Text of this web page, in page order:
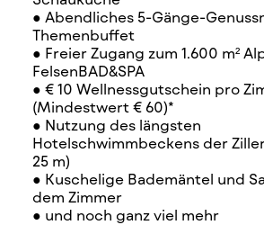
● Abendliches 5-Gänge-
Themenbuffet
● Freier Zugang zum 1.600 m²
FelsenBAD&SPA
● € 10 Wellnessgutschein pro
(Mindestwert € 60)*
● Nutzung des längsten
Hotelschwimmbeckens der
25 m)
● Kuschelige Bademäntel und
dem Zimmer
● und noch ganz viel mehr